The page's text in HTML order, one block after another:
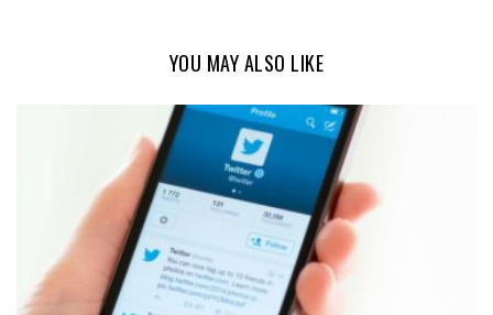
YOU MAY ALSO LIKE